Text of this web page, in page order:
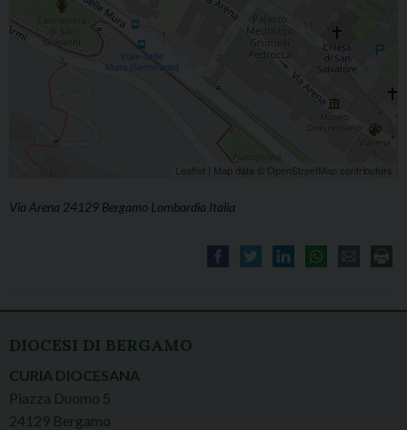
Leaflet | Map data © OpenStreetMap contributors
Via Arena 24129 Bergamo Lombardia Italia
DIOCESI DI BERGAMO
CURIA DIOCESANA
Piazza Duomo 5
24129 Bergamo